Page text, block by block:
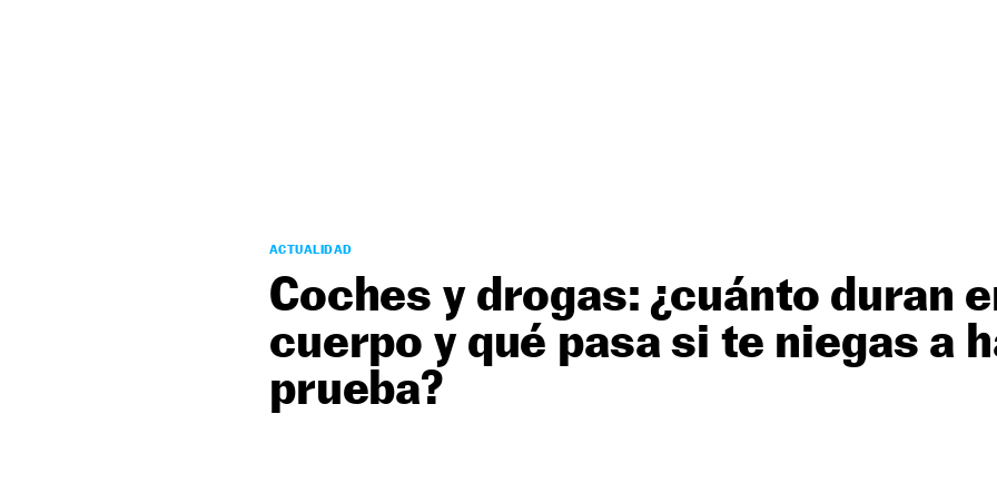
ACTUALIDAD
Coches y drogas: ¿cuánto duran
cuerpo y qué pasa si te niegas a
prueba?